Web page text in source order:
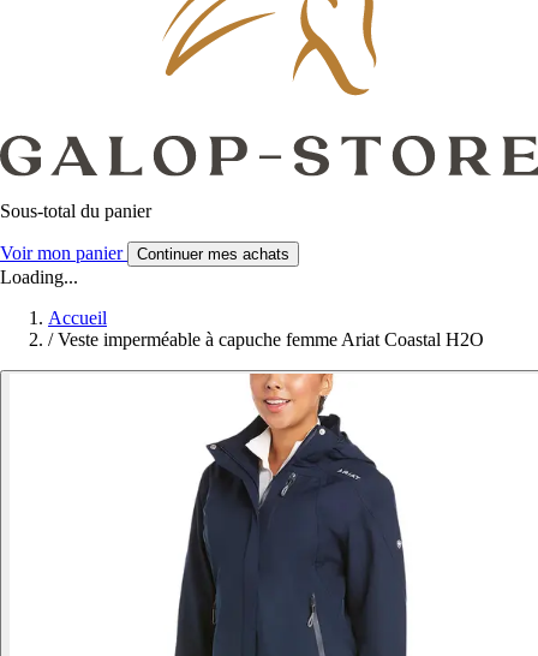
Sous-total du panier
Voir mon panier Continuer mes achats
Loading...
Accueil
/ Veste imperméable à capuche femme Ariat Coastal H2O